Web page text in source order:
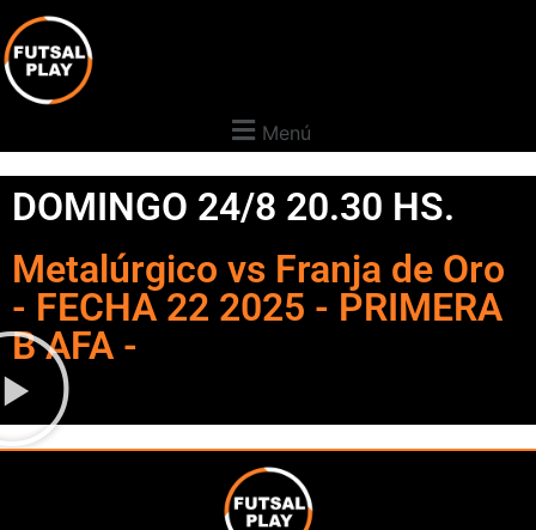
Menú
DOMINGO 24/8 20.30 HS.
Metalúrgico vs Franja de Oro
- FECHA 22 2025 - PRIMERA
B AFA -